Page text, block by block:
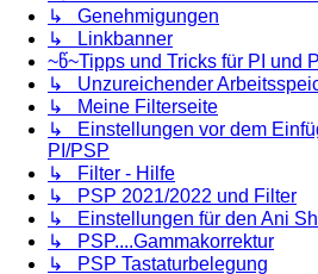
↳ Genehmigungen
↳ Linkbanner
~წ~Tipps und Tricks für PI und
↳ Unzureichender
↳ Meine Filterseite
↳ Einstellungen vor dem
PI/PSP
↳ Filter - Hilfe
↳ PSP 2021/2022 und Filter
↳ Einstellungen für den Ani
↳ PSP....Gammakorrektur
↳ PSP Tastaturbelegung